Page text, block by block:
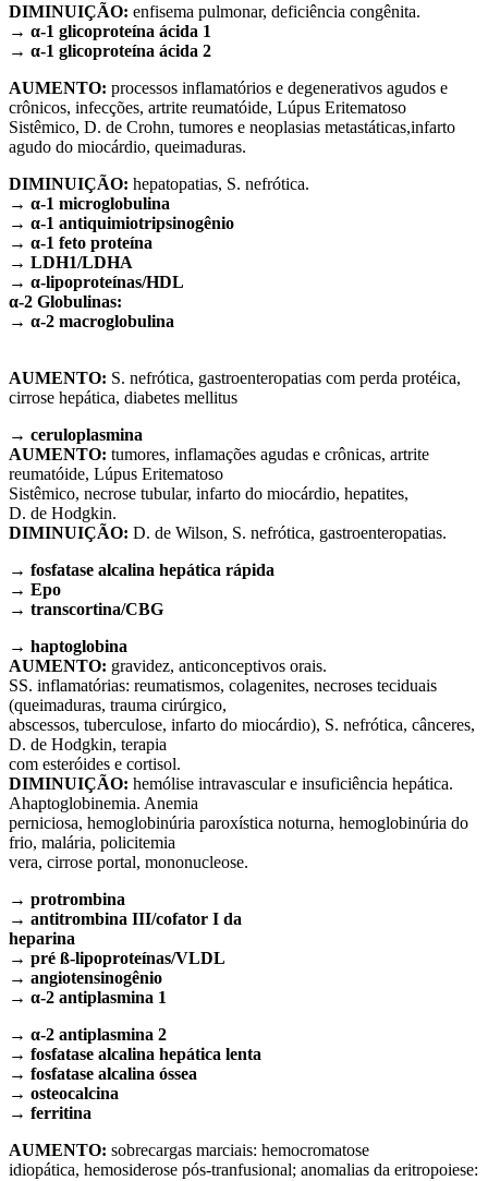
DIMINUIÇÃO: enfisema pulmonar, deficiência congênita.
→ α-1 glicoproteína ácida 1
→ α-1 glicoproteína ácida 2
AUMENTO: processos inflamatórios e degenerativos agudos e
crônicos, infecções, artrite reumatóide, Lúpus Eritematoso
Sistêmico, D. de Crohn, tumores e neoplasias metastáticas,infarto
agudo do miocárdio, queimaduras.
DIMINUIÇÃO: hepatopatias, S. nefrótica.
→ α-1 microglobulina
→ α-1 antiquimiotripsinogênio
→ α-1 feto proteína
→ LDH1/LDHA
→ α-lipoproteínas/HDL
α-2 Globulinas:
→ α-2 macroglobulina
AUMENTO: S. nefrótica, gastroenteropatias com perda protéica,
cirrose hepática, diabetes mellitus
→ ceruloplasmina
AUMENTO: tumores, inflamações agudas e crônicas, artrite
reumatóide, Lúpus Eritematoso
Sistêmico, necrose tubular, infarto do miocárdio, hepatites,
D. de Hodgkin.
DIMINUIÇÃO: D. de Wilson, S. nefrótica, gastroenteropatias.
→ fosfatase alcalina hepática rápida
→ Epo
→ transcortina/CBG
→ haptoglobina
AUMENTO: gravidez, anticonceptivos orais.
SS. inflamatórias: reumatismos, colagenites, necroses teciduais
(queimaduras, trauma cirúrgico,
abscessos, tuberculose, infarto do miocárdio), S. nefrótica, cânceres,
D. de Hodgkin, terapia
com esteróides e cortisol.
DIMINUIÇÃO: hemólise intravascular e insuficiência hepática.
Ahaptoglobinemia. Anemia
perniciosa, hemoglobinúria paroxística noturna, hemoglobinúria do
frio, malária, policitemia
vera, cirrose portal, mononucleose.
→ protrombina
→ antitrombina III/cofator I da
heparina
→ pré ß-lipoproteínas/VLDL
→ angiotensinogênio
→ α-2 antiplasmina 1
→ α-2 antiplasmina 2
→ fosfatase alcalina hepática lenta
→ fosfatase alcalina óssea
→ osteocalcina
→ ferritina
AUMENTO: sobrecargas marciais: hemocromatose
idiopática, hemosiderose pós-tranfusional; anomalias da eritropoiese: